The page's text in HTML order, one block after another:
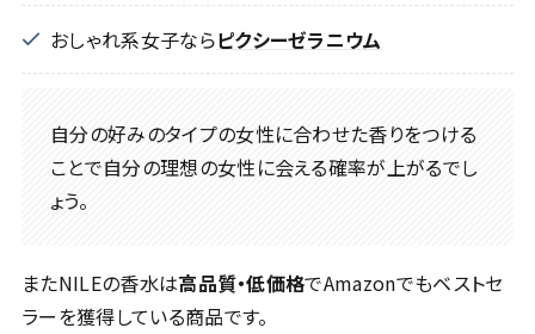
おしゃれ系女子ならピクシーゼラニウム
自分の好みのタイプの女性に合わせた香りをつける
ことで自分の理想の女性に会える確率が上がるでし
ょう。
またNILEの香水は高品質・低価格でAmazonでもベストセ
ラーを獲得している商品です。